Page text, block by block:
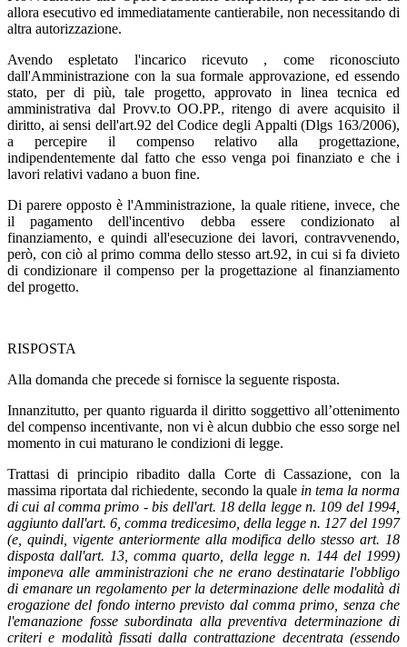
allora esecutivo ed immediatamente cantierabile, non necessitando di
altra autorizzazione.
Avendo espletato l'incarico ricevuto , come riconosciuto
dall'Amministrazione con la sua formale approvazione, ed essendo
stato, per di più, tale progetto, approvato in linea tecnica ed
amministrativa dal Provv.to OO.PP., ritengo di avere acquisito il
diritto, ai sensi dell'art.92 del Codice degli Appalti (Dlgs 163/2006),
a percepire il compenso relativo alla progettazione,
indipendentemente dal fatto che esso venga poi finanziato e che i
lavori relativi vadano a buon fine.
Di parere opposto è l'Amministrazione, la quale ritiene, invece, che
il pagamento dell'incentivo debba essere condizionato al
finanziamento, e quindi all'esecuzione dei lavori, contravvenendo,
però, con ciò al primo comma dello stesso art.92, in cui si fa divieto
di condizionare il compenso per la progettazione al finanziamento
del progetto.
RISPOSTA
Alla domanda che precede si fornisce la seguente risposta.
Innanzitutto, per quanto riguarda il diritto soggettivo all’ottenimento
del compenso incentivante, non vi è alcun dubbio che esso sorge nel
momento in cui maturano le condizioni di legge.
Trattasi di principio ribadito dalla Corte di Cassazione, con la
massima riportata dal richiedente, secondo la quale in tema la norma
di cui al comma primo - bis dell'art. 18 della legge n. 109 del 1994,
aggiunto dall'art. 6, comma tredicesimo, della legge n. 127 del 1997
(e, quindi, vigente anteriormente alla modifica dello stesso art. 18
disposta dall'art. 13, comma quarto, della legge n. 144 del 1999)
imponeva alle amministrazioni che ne erano destinatarie l'obbligo
di emanare un regolamento per la determinazione delle modalità di
erogazione del fondo interno previsto dal comma primo, senza che
l'emanazione fosse subordinata alla preventiva determinazione di
criteri e modalità fissati dalla contrattazione decentrata (essendo